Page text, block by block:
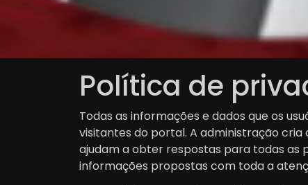
Política de
Todas as informações e dados que os
visitantes do portal. A administração
ajudam a obter respostas para todas as
informações propostas com toda a